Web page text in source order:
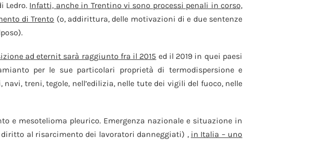
Ledro. Infatti, anche in Trentino vi sono processi penali in corso,
di Trento (o, addirittura, delle motivazioni di e due sentenze
ad eternit sarà raggiunto fra il 2015 ed il 2019 in quei paesi
per le sue particolari proprietà di termodispersione e
treni, tegole, nell’edilizia, nelle tute dei vigili del fuoco, nelle
e mesotelioma pleurico. Emergenza nazionale e situazione in
diritto al risarcimento dei lavoratori danneggiati) , in Italia – uno